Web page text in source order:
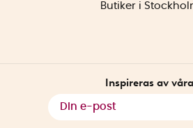
Butiker i
Inspireras av